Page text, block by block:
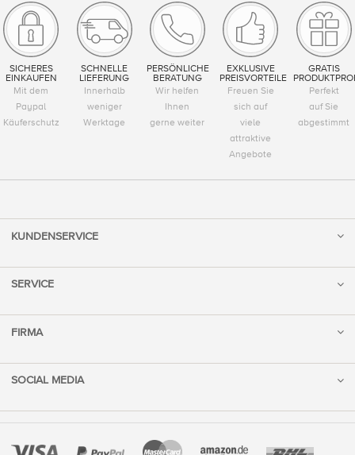
SICHERES
EINKAUFEN
Mit dem
Paypal
Käuferschutz
SCHNELLE
LIEFERUNG
Innerhalb
weniger
Werktage
PERSÖNLICHE
BERATUNG
Wir helfen
Ihnen
gerne weiter
EXKLUSIVE
PREISVORTEILE
Freuen Sie
sich auf
viele
attraktive
Angebote
GRATIS
Perfekt
auf Sie
abgestimmt
KUNDENSERVICE
SERVICE
FIRMA
SOCIAL MEDIA